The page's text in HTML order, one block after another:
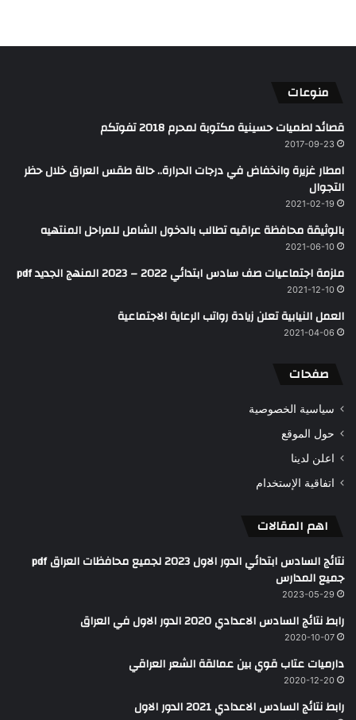
منوعات
قصائد لطميات حسينية مكتوبة لمحرم 2018 تفوتكم
2017-09-23
امطار غزيرة وانخفاض في درجات الحرارة.. حالة طقس العراق خلال حظر
التجوال
2021-02-19
بالوثيقة محافظة عراقيه تطالب بالدخول الشامل للمراحل المنتهيه
2021-06-10
ملزمة اجتماعيات صف سادس ابتدائي 2022 – 2023 المنهج الجديد pdf
2021-12-10
العمل النيابية تعلن زيادة رواتب الرعاية الاجتماعية
2021-04-06
صفحات
سياسية الخصوصية
حول الموقع
اعلن لدينا
اتفاقية الإستخدام
اهم المقالات
نتائج السادس ابتدائي الدور الاول 2023 لجميع محافظات العراق pdf
جميع المدارس
2023-05-29
رابط نتائج السادس الاعدادي 2020 الدور الاول في العراق
2020-10-07
دارميات عتاب قوي بين عمالقة الشعر العراقي
2020-12-20
رابط نتائج السادس الاعدادي 2021 الدور الاول